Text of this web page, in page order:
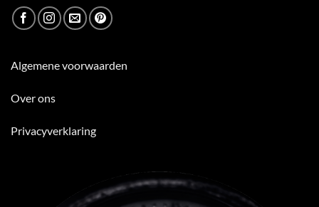
Algemene voorwaarden
Over ons
Privacyverklaring